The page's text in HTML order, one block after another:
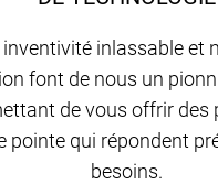
inlassable et
font de nous un
de vous offrir des
pointe qui répondent
besoins.